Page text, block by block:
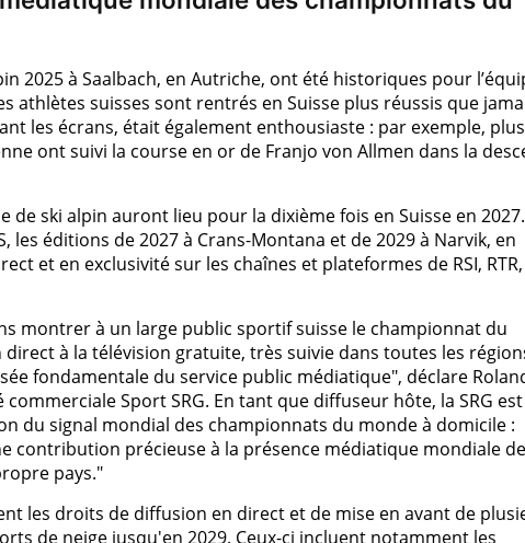
2025 à Saalbach, en Autriche, ont été historiques pour
athlètes suisses sont rentrés en Suisse plus réussis que
les écrans, était également enthousiaste : par exemple,
ont suivi la course en or de Franjo von Allmen dans la
ski alpin auront lieu pour la dixième fois en Suisse en 2027.
les éditions de 2027 à Crans-Montana et de 2029 à Narvik, en
et en exclusivité sur les chaînes et plateformes de RSI, RTR,
montrer à un large public sportif suisse le championnat du
à la télévision gratuite, très suivie dans toutes les
fondamentale du service public médiatique", déclare
Sport SRG. En tant que diffuseur hôte, la SRG est
du signal mondial des championnats du monde à domicile :
contribution précieuse à la présence médiatique mondiale
pays."
les droits de diffusion en direct et de mise en avant de
de neige jusqu'en 2029. Ceux-ci incluent notamment les